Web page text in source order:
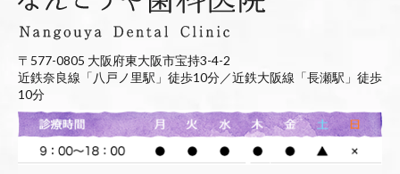
〒577-0805 大阪府東大阪市宝持3-4-2
近鉄奈良線「八戸ノ里駅」徒歩10分／近鉄大阪線「長瀬駅」徒歩
10分